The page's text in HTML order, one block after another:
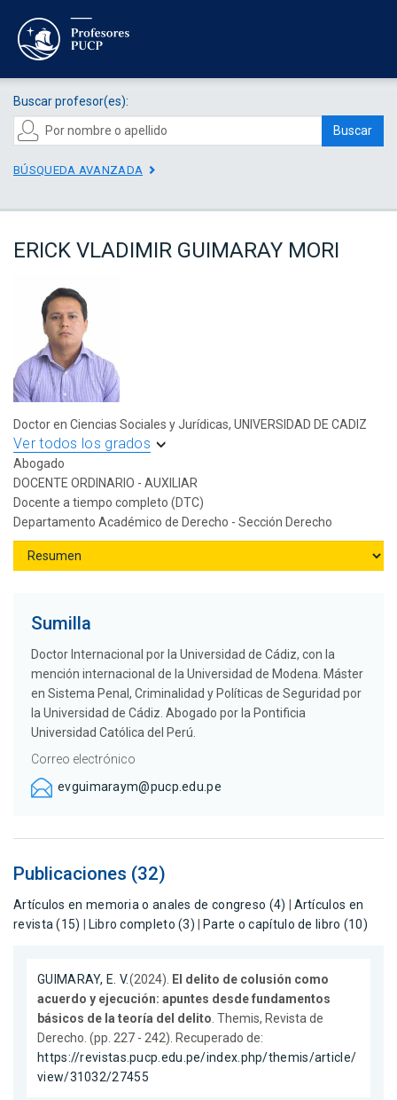
Buscar profesor(es):
Buscar
BÚSQUEDA AVANZADA
ERICK VLADIMIR GUIMARAY MORI
Doctor en Ciencias Sociales y Jurídicas, UNIVERSIDAD DE CADIZ
Ver todos los grados
Abogado
DOCENTE ORDINARIO - AUXILIAR
Docente a tiempo completo (DTC)
Departamento Académico de Derecho - Sección Derecho
Sumilla
Doctor Internacional por la Universidad de Cádiz, con la
mención internacional de la Universidad de Modena. Máster
en Sistema Penal, Criminalidad y Políticas de Seguridad por
la Universidad de Cádiz. Abogado por la Pontificia
Universidad Católica del Perú.
Correo electrónico
evguimaraym@pucp.edu.pe
Publicaciones (32)
Artículos en memoria o anales de congreso (4)
Artículos en
revista (15)
Libro completo (3) Parte o capítulo de libro (10)
GUIMARAY, E. V.(2024).
El delito de colusión como
acuerdo y ejecución: apuntes desde fundamentos
básicos de la teoría del delito . Themis, Revista de
Derecho. (pp. 227 - 242). Recuperado de:
https://revistas.pucp.edu.pe/index.php/themis/article/
view/31032/27455